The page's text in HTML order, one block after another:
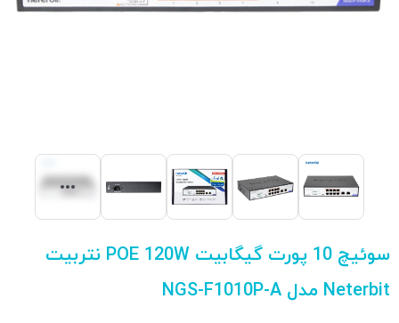
سوئیچ 10 پورت گیگابیت POE 120W نتربیت
Neterbit مدل NGS-F1010P-A